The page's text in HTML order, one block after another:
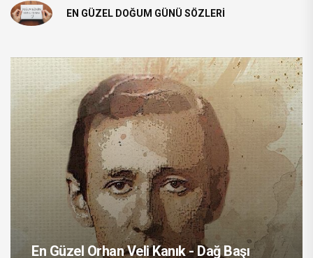
EN GÜZEL DOĞUM GÜNÜ SÖZLERI
En Güzel Orhan Veli Kanık - Dağ Başı